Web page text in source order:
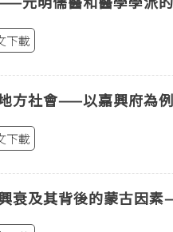
下載
方社會——以嘉興府為例
下載
衰及其背後的蒙古因